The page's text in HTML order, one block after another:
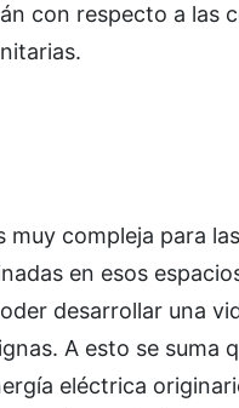
con respecto a las
muy compleja para
en esos
desarrollar una
A esto se suma
eléctrica